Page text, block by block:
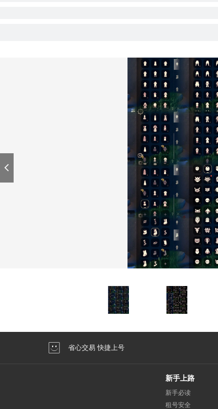
省心交易 快捷上号
新手上路
新手必读
租号安全